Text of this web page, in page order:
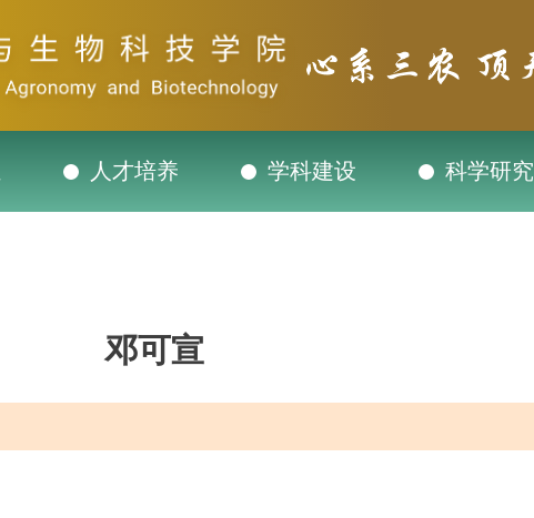
人才培养 学科建设 科学研究
邓可宣